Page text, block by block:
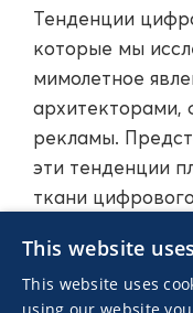
Тенденции
которые мы
мимолетное
рекламы.
эти тенденции
ткани
Глядя в
This website
This website uses